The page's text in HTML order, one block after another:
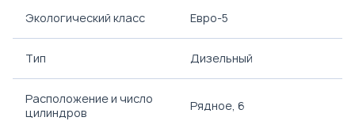
Экологический класс Евро-5
Тип Дизельный
Расположение и число
цилиндров
Рядное, 6